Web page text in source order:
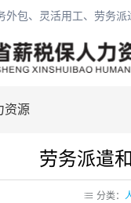
外包、灵活用工、劳务派
资源
劳务派遣
分类：